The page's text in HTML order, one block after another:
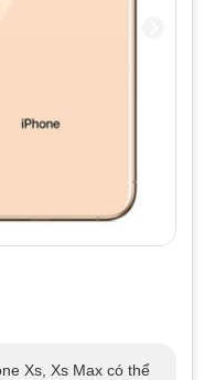
Xs, Xs Max có thể